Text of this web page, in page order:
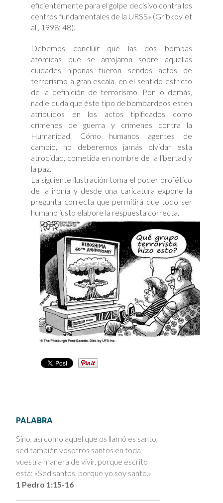
eficientemente para el golpe decisivo contra los
centros fundamentales de la URSS» (Gribkov et
al., 1998: 48).
Debemos concluir que las dos bombas
atómicas que se arrojaron sobre aquellas
ciudades niponas fueron sendos actos de
terrorismo a gran escala, en el sentido estricto
de la definición de terrorismo. Por lo demás,
nadie duda que éste tipo de bombardeos estén
atribuidos en los actos tipificados como
crímenes de guerra y crímenes contra la
Humanidad. Cómo humanos agentes de
cambio, no deberemos jamás olvidar esta
atrocidad, cometida en nombre de la libertad y
la paz.
La siguiente ilustración toma el poder profético
de la ironía y desde una caricatura expone la
pregunta correcta que permitirá que todo ser
humano justo elabore la respuesta correcta.
PALABRA
Sino, así como aquel que os llamó es santo,
sed también vosotros santos en toda
vuestra manera de vivir, porque escrito
está: «Sed santos, porque yo soy santo.»
1 Pedro 1:15-16